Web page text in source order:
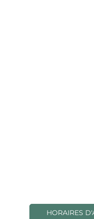
HORAIRES